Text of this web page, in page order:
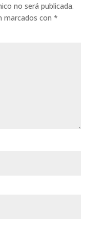
no será publicada.
marcados con *